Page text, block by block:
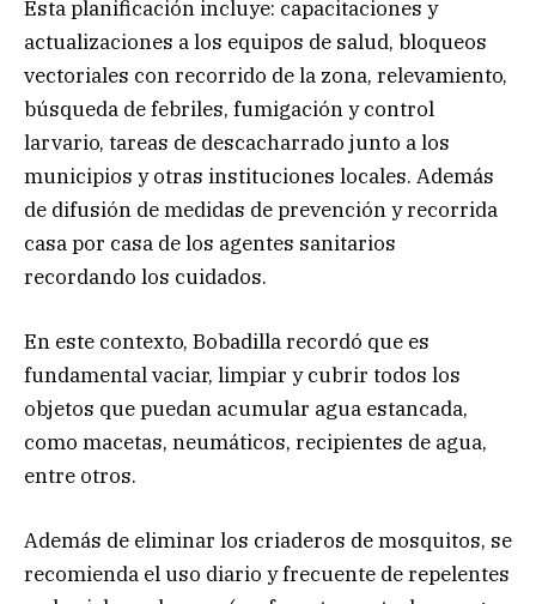
Esta planificación incluye: capacitaciones y
actualizaciones a los equipos de salud, bloqueos
vectoriales con recorrido de la zona, relevamiento,
búsqueda de febriles, fumigación y control
larvario, tareas de descacharrado junto a los
municipios y otras instituciones locales. Además
de difusión de medidas de prevención y recorrida
casa por casa de los agentes sanitarios
recordando los cuidados.
En este contexto, Bobadilla recordó que es
fundamental vaciar, limpiar y cubrir todos los
objetos que puedan acumular agua estancada,
como macetas, neumáticos, recipientes de agua,
entre otros.
Además de eliminar los criaderos de mosquitos, se
recomienda el uso diario y frecuente de repelentes